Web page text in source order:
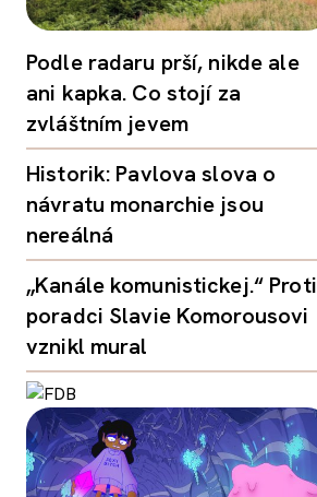
Podle radaru prší, nikde ale
ani kapka. Co stojí za
zvláštním jevem
Historik: Pavlova slova o
návratu monarchie jsou
nereálná
„Kanále komunistickej.“ Proti
poradci Slavie Komorousovi
vznikl mural